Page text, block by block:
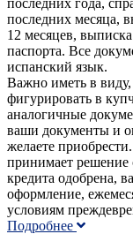
последних месяца,
12 месяцев,
паспорта. Все
испанский язык.
Важно иметь в виду,
фигурировать в
аналогичные
ваши документы и
желаете
принимает решение
кредита одобрена,
оформление,
условиям
Подробнее